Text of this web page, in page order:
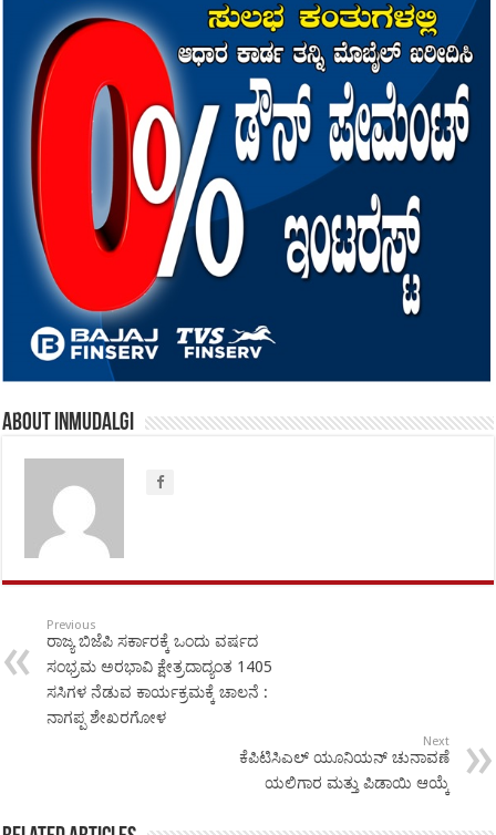
About inmudalgi
Previous
ರಾಜ್ಯ ಬಿಜೆಪಿ ಸರ್ಕಾರಕ್ಕೆ ಒಂದು ವರ್ಷದ
ಸಂಭ್ರಮ ಅರಭಾವಿ ಕ್ಷೇತ್ರದಾದ್ಯಂತ 1405
ಸಸಿಗಳ ನೆಡುವ ಕಾರ್ಯಕ್ರಮಕ್ಕೆ ಚಾಲನೆ :
ನಾಗಪ್ಪ ಶೇಖರಗೋಳ
Next
ಕೆಪಿಟಿಸಿಎಲ್ ಯೂನಿಯನ್ ಚುನಾವಣೆ
ಯಲಿಗಾರ ಮತ್ತು ಪಿಡಾಯಿ ಆಯ್ಕೆ